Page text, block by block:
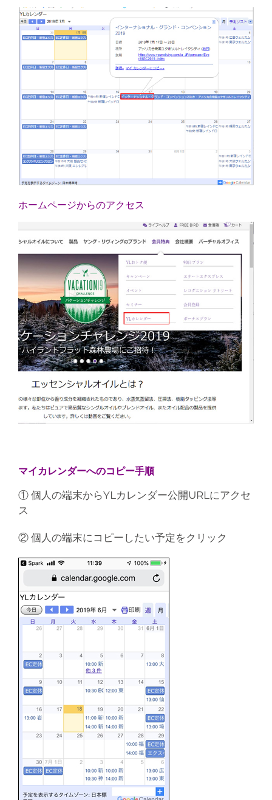
ホームページからのアクセス
マイカレンダーへのコピー手順
① 個人の端末からYLカレンダー公開URLにアクセ
ス
② 個人の端末にコピーしたい予定をクリック